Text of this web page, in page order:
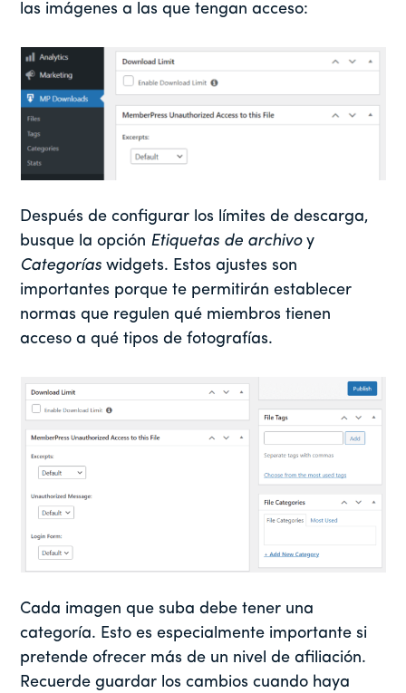
las imágenes a las que tengan acceso:
Después de configurar los límites de descarga,
busque la opción Etiquetas de archivoy
Categoríaswidgets. Estos ajustes son
importantes porque te permitirán establecer
normas que regulen qué miembros tienen
acceso a qué tipos de fotografías.
Cada imagen que suba debe tener una
categoría. Esto es especialmente importante si
pretende ofrecer más de un nivel de afiliación.
Recuerde guardar los cambios cuando haya